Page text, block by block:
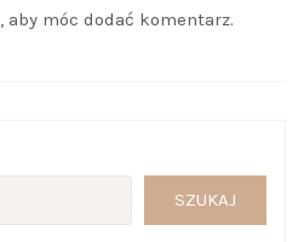
, aby móc dodać komentarz.
SZUKAJ